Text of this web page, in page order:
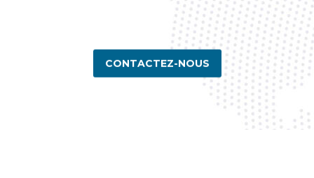
CONTACTEZ-NOUS